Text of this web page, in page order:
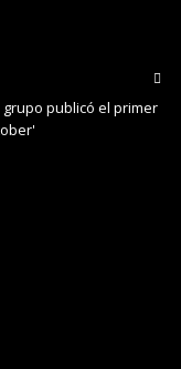
publicó el primer